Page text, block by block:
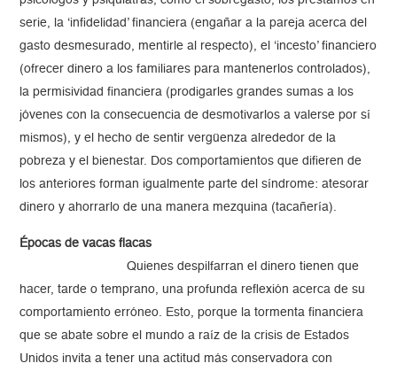
serie, la ‘infidelidad’ financiera (engañar a la pareja acerca del
gasto desmesurado, mentirle al respecto), el ‘incesto’ financiero
(ofrecer dinero a los familiares para mantenerlos controlados),
la permisividad financiera (prodigarles grandes sumas a los
jóvenes con la consecuencia de desmotivarlos a valerse por sí
mismos), y el hecho de sentir vergüenza alrededor de la
pobreza y el bienestar. Dos comportamientos que difieren de
los anteriores forman igualmente parte del síndrome: atesorar
dinero y ahorrarlo de una manera mezquina (tacañería).
Épocas de vacas flacas
Quienes despilfarran el dinero tienen que
hacer, tarde o temprano, una profunda reflexión acerca de su
comportamiento erróneo. Esto, porque la tormenta financiera
que se abate sobre el mundo a raíz de la crisis de Estados
Unidos invita a tener una actitud más conservadora con